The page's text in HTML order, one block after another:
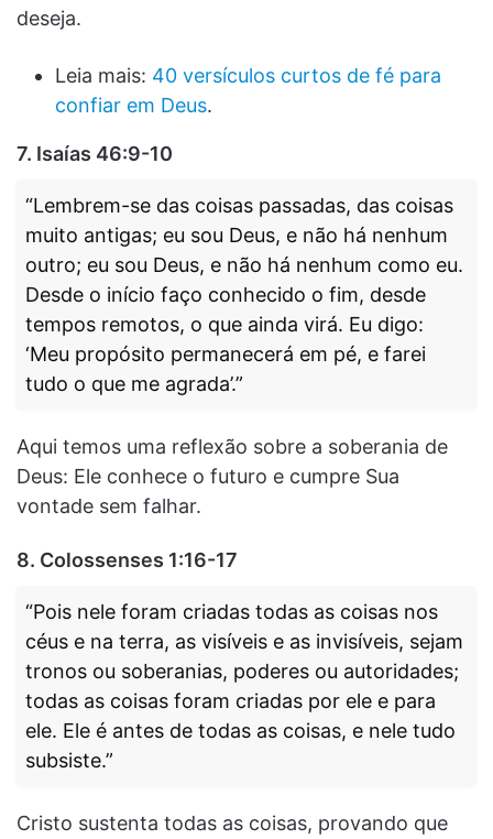
deseja.
Leia mais: 40 versículos curtos de fé para
confiar em Deus.
7. Isaías 46:9-10
“Lembrem-se das coisas passadas, das coisas
muito antigas; eu sou Deus, e não há nenhum
outro; eu sou Deus, e não há nenhum como eu.
Desde o início faço conhecido o fim, desde
tempos remotos, o que ainda virá. Eu digo:
‘Meu propósito permanecerá em pé, e farei
tudo o que me agrada’.”
Aqui temos uma reflexão sobre a soberania de
Deus: Ele conhece o futuro e cumpre Sua
vontade sem falhar.
8. Colossenses 1:16-17
“Pois nele foram criadas todas as coisas nos
céus e na terra, as visíveis e as invisíveis, sejam
tronos ou soberanias, poderes ou autoridades;
todas as coisas foram criadas por ele e para
ele. Ele é antes de todas as coisas, e nele tudo
subsiste.”
Cristo sustenta todas as coisas, provando que